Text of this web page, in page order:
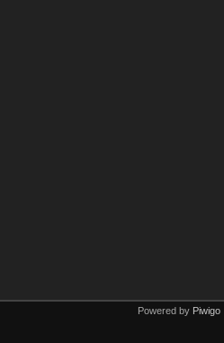
Powered by Piwigo